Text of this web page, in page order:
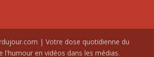
| Votre dose quotidienne du
l'humour en vidéos dans les médias.